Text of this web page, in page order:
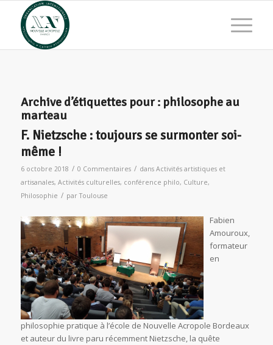
Archive d’étiquettes pour : philosophe au
marteau
F. Nietzsche : toujours se surmonter soi-
même !
6 octobre 2018 / 0 Commentaires / dans Activités artistiques et
artisanales, Activités culturelles, conférence philo, Culture,
Philosophie / parToulouse
Fabien
Amouroux,
formateur
en
philosophie pratique à l’école de Nouvelle Acropole Bordeaux
et auteur du livre paru récemment Nietzsche, la quête